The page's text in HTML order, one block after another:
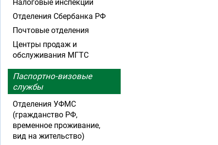
Налоговые инспекции
Отделения Сбербанка РФ
Почтовые отделения
Центры продаж и
обслуживания МГТС
Паспортно-визовые
службы
Отделения УФМС
(гражданство РФ,
временное проживание,
вид на жительство)